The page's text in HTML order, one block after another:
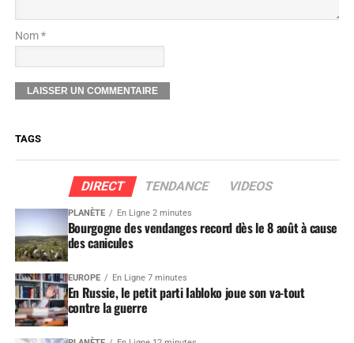
Nom *
TAGS
DIRECT TENDANCE VIDEOS
PLANÈTE En Ligne 2 minutes
Bourgogne des vendanges record dès le 8 août à cause
des canicules
EUROPE En Ligne 7 minutes
En Russie, le petit parti Iabloko joue son va-tout
contre la guerre